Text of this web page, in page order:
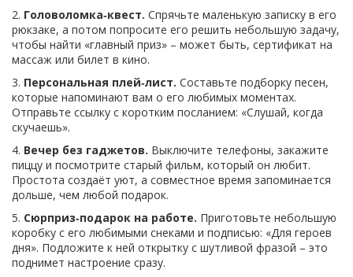
2. Головоломка‑квест. Спрячьте маленькую записку в его
рюкзаке, а потом попросите его решить небольшую задачу,
чтобы найти «главный приз» – может быть, сертификат на
массаж или билет в кино.
3. Персональная плей‑лист. Составьте подборку песен,
которые напоминают вам о его любимых моментах.
Отправьте ссылку с коротким посланием: «Слушай, когда
скучаешь».
4. Вечер без гаджетов. Выключите телефоны, закажите
пиццу и посмотрите старый фильм, который он любит.
Простота создаёт уют, а совместное время запоминается
дольше, чем любой подарок.
5. Сюрприз‑подарок на работе. Приготовьте небольшую
коробку с его любимыми снеками и подписью: «Для героев
дня». Подложите к ней открытку с шутливой фразой – это
поднимет настроение сразу.